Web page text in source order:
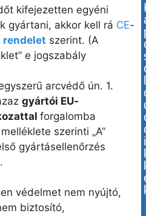
kifejezetten egyéni
gyártani, akkor kell rá CE-
rendelet szerint. (A
e jogszabály
arcvédő ún. 1.
gyártói EU-
forgalomba
szerinti „A”
gyártásellenőrzés
védelmet nem nyújtó,
biztosító,
i